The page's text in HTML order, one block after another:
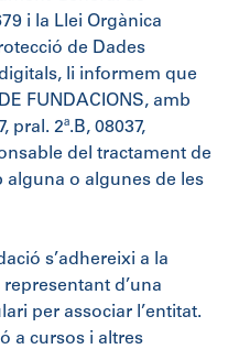
i la Llei Orgànica
de Dades
li informem que
FUNDACIONS, amb
pral. 2ª.B, 08037,
del tractament de
alguna o algunes de les
s’adhereixi a la
d’una
per associar l’entitat.
a cursos i altres